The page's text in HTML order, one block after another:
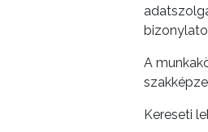
PÉNZÜGYEI
A
Kereseti